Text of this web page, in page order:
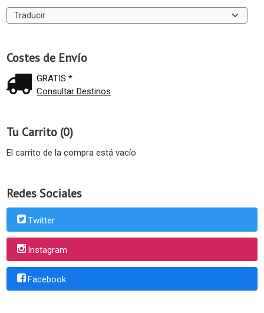
Costes de Envío
GRATIS *
Consultar Destinos
Tu Carrito (0)
El carrito de la compra está vacío
Redes Sociales
Twitter
Instagram
Facebook